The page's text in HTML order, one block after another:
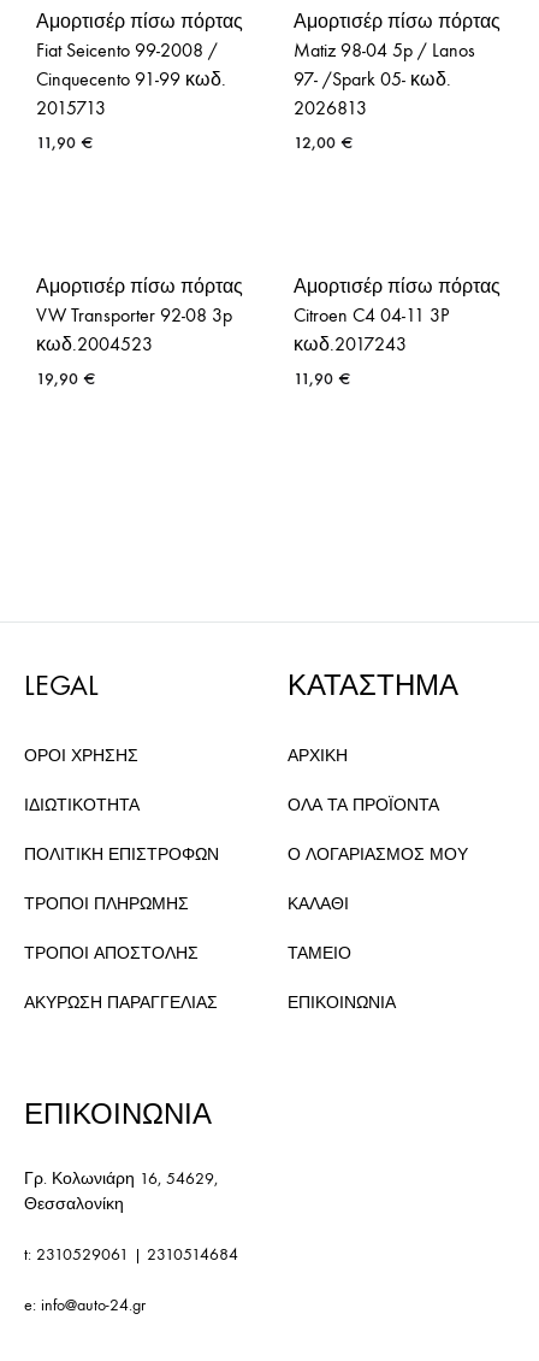
Αμορτισέρ πίσω πόρτας
Fiat Seicento 99-2008 /
Cinquecento 91-99 κωδ.
2015713
11,90 €
Αμορτισέρ πίσω πόρτας
Matiz 98-04 5p / Lanos
97- /Spark 05- κωδ.
2026813
12,00 €
Αμορτισέρ πίσω πόρτας
VW Transporter 92-08 3p
κωδ.2004523
19,90 €
Αμορτισέρ πίσω πόρτας
Citroen C4 04-11 3P
κωδ.2017243
11,90 €
LEGAL
ΟΡΟΙ ΧΡΗΣΗΣ
ΙΔΙΩΤΙΚΟΤΗΤΑ
ΠΟΛΙΤΙΚΗ ΕΠΙΣΤΡΟΦΩΝ
ΤΡΟΠΟΙ ΠΛΗΡΩΜΗΣ
ΤΡΟΠΟΙ ΑΠΟΣΤΟΛΗΣ
ΑΚΥΡΩΣΗ ΠΑΡΑΓΓΕΛΙΑΣ
ΚΑΤΑΣΤΗΜΑ
ΑΡΧΙΚΗ
ΟΛΑ ΤΑ ΠΡΟΪΟΝΤΑ
Ο ΛΟΓΑΡΙΑΣΜΟΣ ΜΟΥ
ΚΑΛΑΘΙ
ΤΑΜΕΙΟ
ΕΠΙΚΟΙΝΩΝΙΑ
ΕΠΙΚΟΙΝΩΝΙΑ
Γρ. Κολωνιάρη 16, 54629,
Θεσσαλονίκη
t: 2310529061 | 2310514684
e: info@auto-24.gr